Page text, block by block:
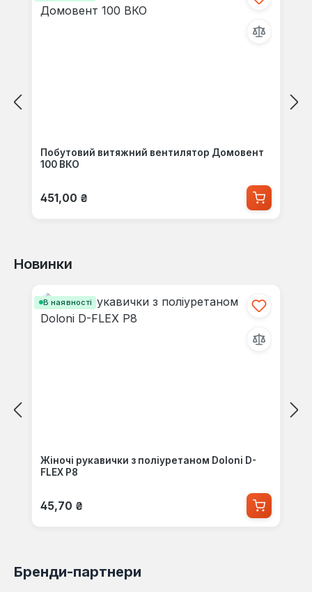
Побутовий витяжний вентилятор Домовент
100 ВКО
Звичайна ціна:
451,00 ₴
Новинки
Пропустити галерею продуктів
В наявності
Жіночі рукавички з поліуретаном Doloni D-
FLEX Р8
Звичайна ціна:
45,70 ₴
Бренди-партнери